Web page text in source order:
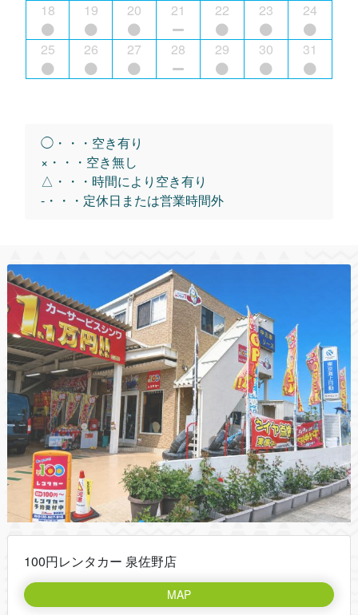
18 19 20 21 22 23 24
25 26 27 28 29 30 31
◯・・・空き有り
×・・・空き無し
△・・・時間により空き有り
-・・・定休日または営業時間外
100円レンタカー 泉佐野店
MAP